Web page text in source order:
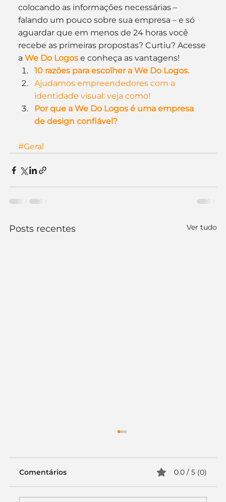
colocando as informações necessárias –
falando um pouco sobre sua empresa – e só
aguardar que em menos de 24 horas você
recebe as primeiras propostas? Curtiu? Acesse
a We Do Logos e conheça as vantagens!
10 razões para escolher a We Do Logos.
Ajudamos empreendedores com a
identidade visual: veja como!
Por que a We Do Logos é uma empresa
de design confiável?
#Geral
Posts recentes Ver tudo
Comentários 0.0 / 5 (0)